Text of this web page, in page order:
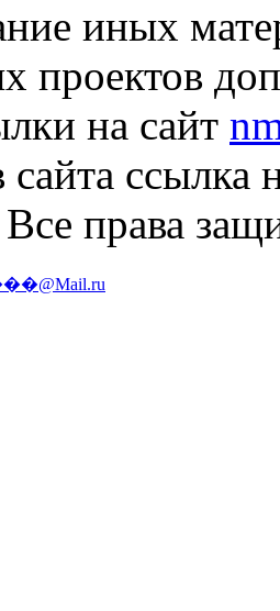
иных
проектов
на сайт
сайта ссылка
права